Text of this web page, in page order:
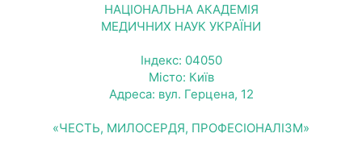
НАЦІОНАЛЬНА АКАДЕМІЯ
МЕДИЧНИХ НАУК УКРАЇНИ
Індекс: 04050
Місто: Київ
Адреса: вул. Герцена, 12
«ЧЕСТЬ, МИЛОСЕРДЯ, ПРОФЕСІОНАЛІЗМ»